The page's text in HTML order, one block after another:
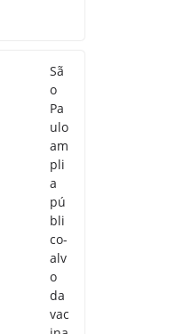
Sã
o
Pa
ulo
am
pli
a
pú
bli
co-
alv
o
da
vac